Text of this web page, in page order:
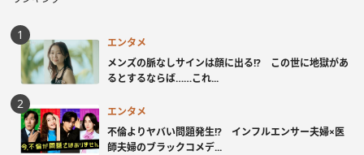
エンタメ
メンズの脈なしサインは顔に出る!? この世に地獄があ
るとするならば……これ...
エンタメ
不倫よりヤバい問題発生!? インフルエンサー夫婦×医
師夫婦のブラックコメデ...